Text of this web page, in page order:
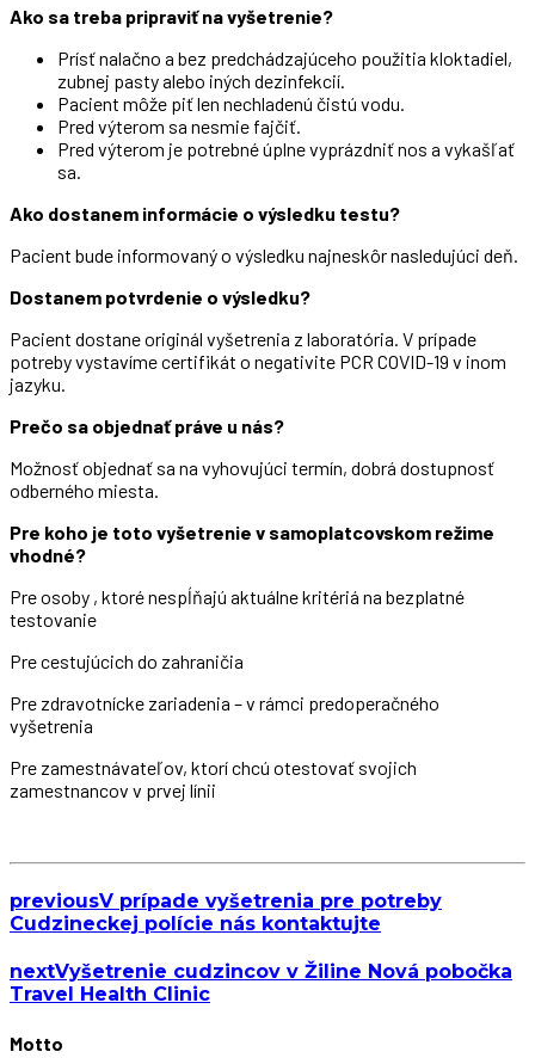
Ako sa treba pripraviť na vyšetrenie?
Prísť nalačno a bez predchádzajúceho použitia kloktadiel,
zubnej pasty alebo iných dezinfekcií.
Pacient môže piť len nechladenú čistú vodu.
Pred výterom sa nesmie fajčiť.
Pred výterom je potrebné úplne vyprázdniť nos a vykašľať
sa.
Ako dostanem informácie o výsledku testu?
Pacient bude informovaný o výsledku najneskôr nasledujúci deň.
Dostanem potvrdenie o výsledku?
Pacient dostane originál vyšetrenia z laboratória. V prípade
potreby vystavíme certifikát o negativite PCR COVID-19 v inom
jazyku.
Prečo sa objednať práve u nás?
Možnosť objednať sa na vyhovujúci termín, dobrá dostupnosť
odberného miesta.
Pre koho je toto vyšetrenie v samoplatcovskom režime
vhodné?
Pre osoby , ktoré nespĺňajú aktuálne kritériá na bezplatné
testovanie
Pre cestujúcich do zahraničia
Pre zdravotnícke zariadenia – v rámci predoperačného
vyšetrenia
Pre zamestnávateľov, ktorí chcú otestovať svojich
zamestnancov v prvej línii
previousV prípade vyšetrenia pre potreby
Cudzineckej polície nás kontaktujte
nextVyšetrenie cudzincov v Žiline Nová pobočka
Travel Health Clinic
Motto